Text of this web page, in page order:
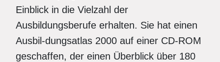
Einblick in die Vielzahl der
Ausbildungsberufe erhalten. Sie hat einen
Ausbil-dungsatlas 2000 auf einer CD-ROM
geschaffen, der einen Überblick über 180